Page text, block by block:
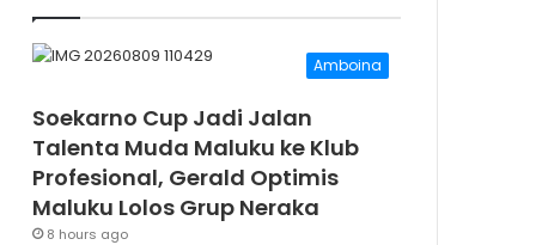
Amboina
Soekarno Cup Jadi Jalan
Talenta Muda Maluku ke Klub
Profesional, Gerald Optimis
Maluku Lolos Grup Neraka
8 hours ago